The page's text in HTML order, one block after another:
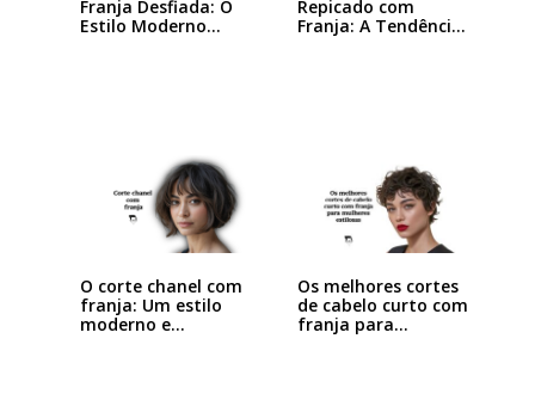
Franja Desfiada: O
Estilo Moderno…
Repicado com
Franja: A Tendência
O corte chanel com
franja: Um estilo
moderno e…
Os melhores cortes
de cabelo curto com
franja para…